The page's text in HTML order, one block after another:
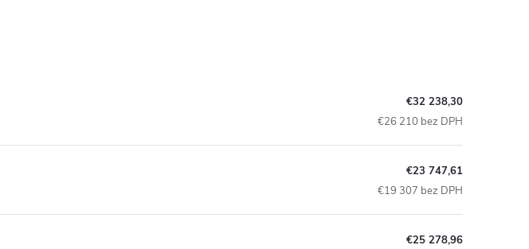
€32 238,30
€26 210 bez DPH
€23 747,61
€19 307 bez DPH
€25 278,96